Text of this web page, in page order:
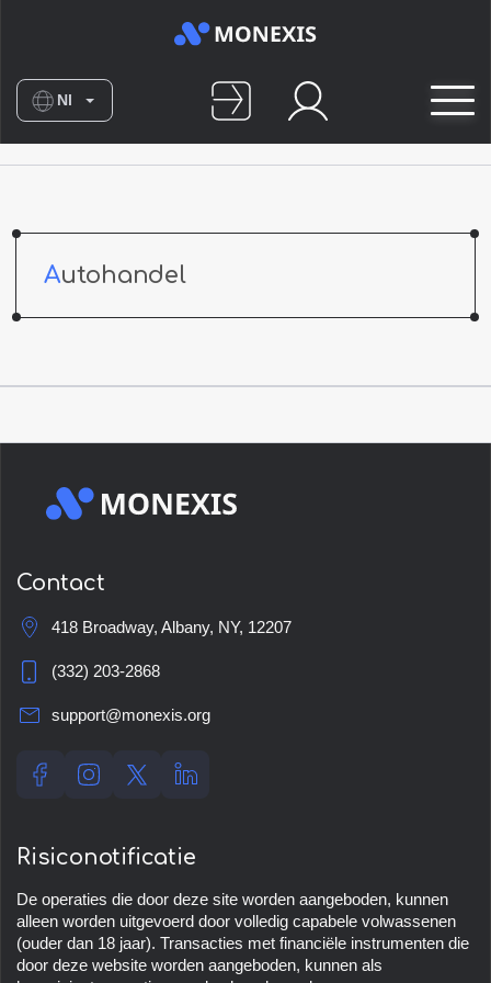
Nl
Es
Autohandel
Contact
418 Broadway, Albany, NY, 12207
(332) 203-2868
support@monexis.org
Risiconotificatie
De operaties die door deze site worden aangeboden, kunnen
alleen worden uitgevoerd door volledig capabele volwassenen
(ouder dan 18 jaar). Transacties met financiële instrumenten die
door deze website worden aangeboden, kunnen als